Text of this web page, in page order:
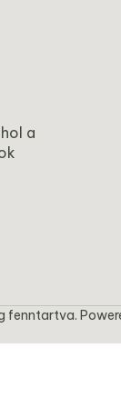
a
fenntartva.